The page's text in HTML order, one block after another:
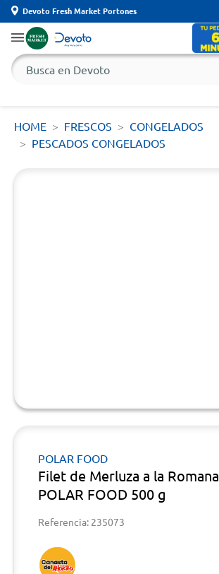
Devoto Fresh Market Portones
HOME FRESCOS
CONGELADOS
PESCADOS CONGELADOS
POLAR FOOD
Filet de Merluza a la Romana
POLAR FOOD 500 g
Referencia: 235073